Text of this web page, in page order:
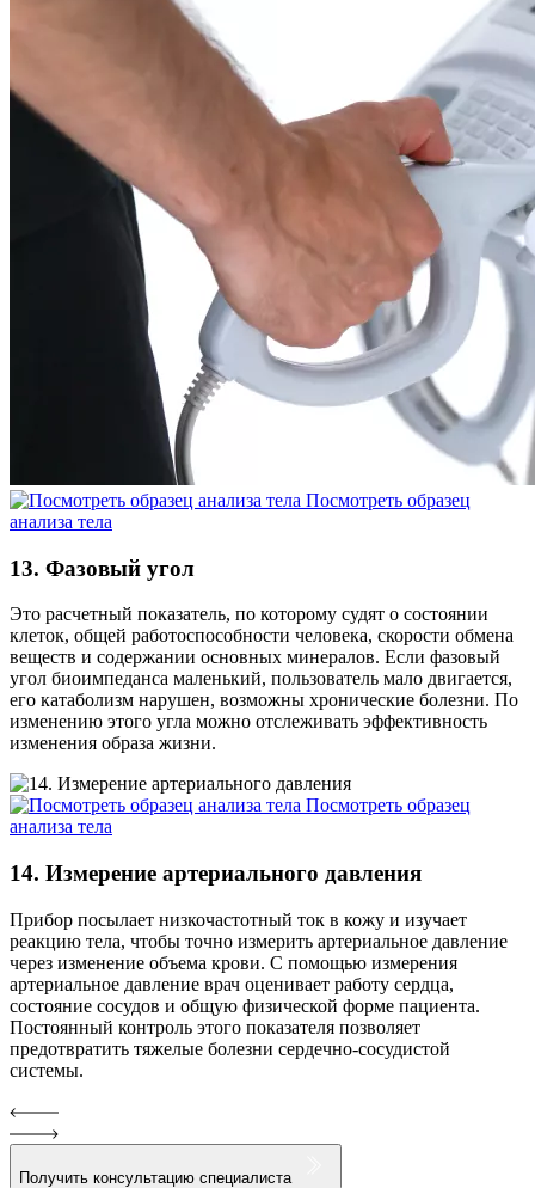
Посмотреть образец
анализа тела
13. Фазовый угол
Это расчетный показатель, по которому судят о состоянии
клеток, общей работоспособности человека, скорости обмена
веществ и содержании основных минералов. Если фазовый
угол биоимпеданса маленький, пользователь мало двигается,
его катаболизм нарушен, возможны хронические болезни. По
изменению этого угла можно отслеживать эффективность
изменения образа жизни.
Посмотреть образец
анализа тела
14. Измерение артериального давления
Прибор посылает низкочастотный ток в кожу и изучает
реакцию тела, чтобы точно измерить артериальное давление
через изменение объема крови. С помощью измерения
артериальное давление врач оценивает работу сердца,
состояние сосудов и общую физической форме пациента.
Постоянный контроль этого показателя позволяет
предотвратить тяжелые болезни сердечно-сосудистой
системы.
Получить консультацию специалиста